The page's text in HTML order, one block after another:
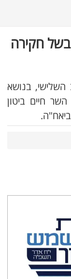
בשל חקירה
בנושא
חיים ביטון